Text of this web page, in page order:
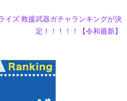
イズ 救援武器ガチャランキングが決
定！！！！！【令和最新】